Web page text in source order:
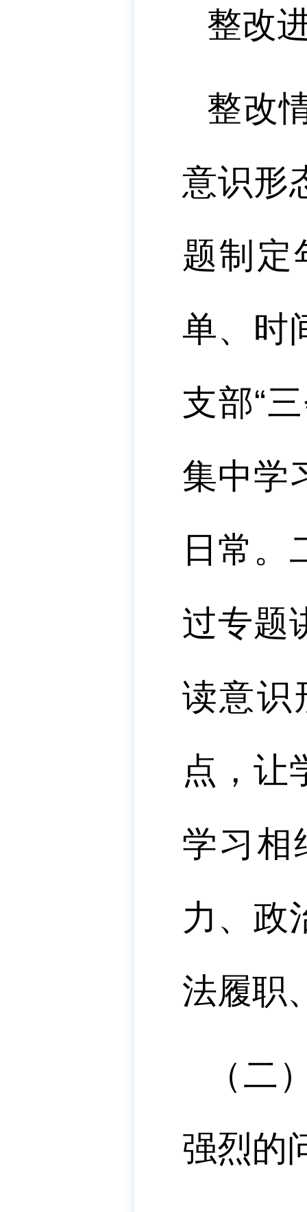
整改
整改
意识形
题制定
单、时
支部“
集中学
日常。
过专题
读意识
点，让
学习相
力、政
法履职
（二
强烈的